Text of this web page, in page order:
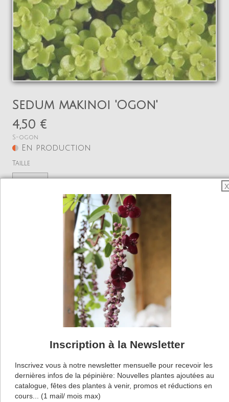
Contact
0
Sedum makinoi 'Ogon'
4,50 €
S-ogon
En production
Taille
+
Ajouter
Voir mon panier
Sedum de rocaille ou jardin de gravier au feuillage
jaune acidulé. Floraison jaune. Très lumineux !
Très résistant au sec.
Description
Sedum makinoi 'Ogon'est une plante vivace à petites
feuilles succulentes vertes claires à jaune acidulé qui se
X
Inscription à la Newsletter
Inscrivez vous à notre newsletter mensuelle pour recevoir les
dernières infos de la pépinière: Nouvelles plantes ajoutées au
catalogue, fêtes des plantes à venir, promos et réductions en
cours... (1 mail/ mois max)